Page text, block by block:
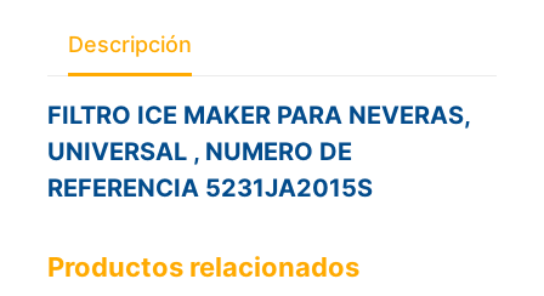
Descripción
FILTRO ICE MAKER PARA NEVERAS,
UNIVERSAL , NUMERO DE
REFERENCIA 5231JA2015S
Productos relacionados